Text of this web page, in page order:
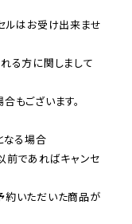
ルはお受け出来ませ
る方に関しまして
もございます。
なる場合
前であればキャンセ
約いただいた商品が